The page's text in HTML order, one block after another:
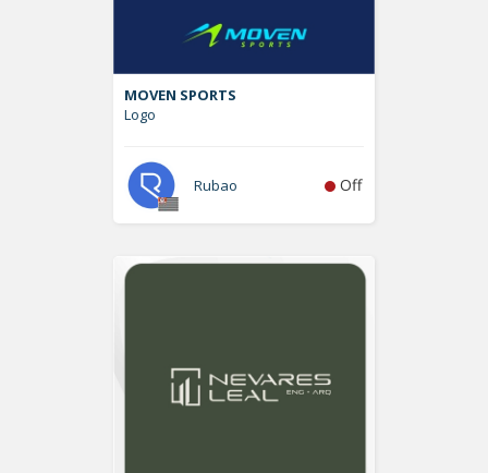
MOVEN SPORTS
Logo
Rubao Off